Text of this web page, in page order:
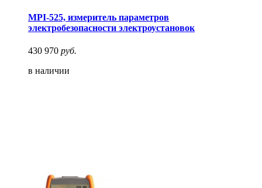
MPI-525, измеритель параметров
электробезопасности электроустановок
430 970 руб.
в наличии